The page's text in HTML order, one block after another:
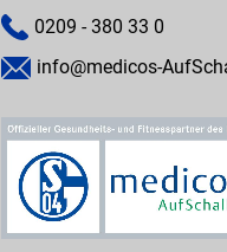
0209 - 380 33 0
info@medicos-